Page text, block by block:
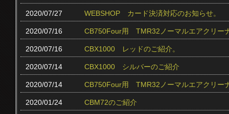
2020/07/27 WEBSHOP カード決済対応のお知らせ。
2020/07/16 CB750Four用 TMR32ノーマルエアクリー
2020/07/16 CBX1000 レッドのご紹介。
2020/07/14 CBX1000 シルバーのご紹介
2020/07/14 CB750Four用 TMR32ノーマルエアクリー
2020/01/24 CBM72のご紹介